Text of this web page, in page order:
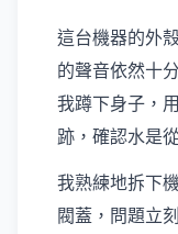
這台機器的外
的聲音依然十
我蹲下身子，
跡，確認水是
我熟練地拆下
閥蓋，問題立